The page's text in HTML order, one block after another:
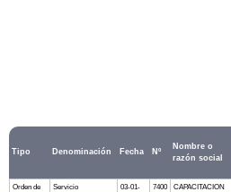
Tipo Denominación Fecha Nº
Nombre o
razón social
Orden de
Servicio
03-01-
7400
CAPACITACION